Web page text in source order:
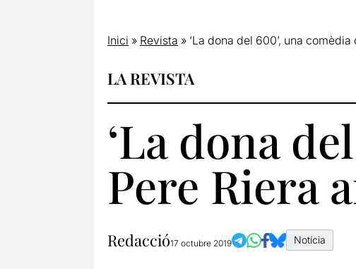
Inici » Revista » ‘La dona del 600’, una
LA REVISTA
‘La dona
Pere Riera
Redacció17 octubre 2019 Notícia